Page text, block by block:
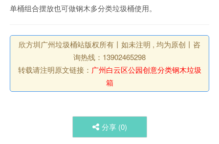
单桶组合摆放也可做钢木多分类垃圾桶使用。
欣方圳广州垃圾桶站版权所有丨如未注明 , 均为原创丨咨
询热线：13902465298
转载请注明原文链接： 广州白云区公园创意分类钢木垃圾
箱
分享 (0)